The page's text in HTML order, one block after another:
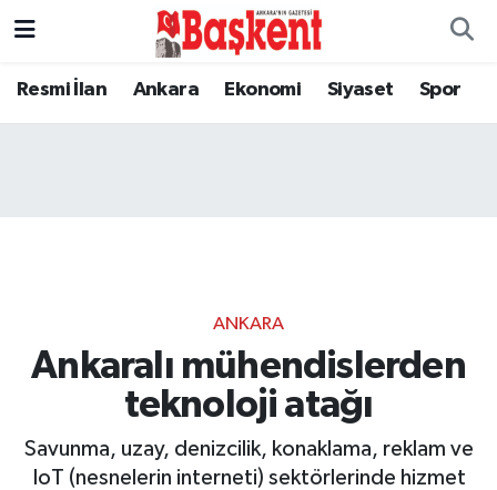
Resmi İlan Ankara Ekonomi Siyaset Spor
ANKARA
Ankaralı mühendislerden
teknoloji atağı
Savunma, uzay, denizcilik, konaklama, reklam ve
IoT (nesnelerin interneti) sektörlerinde hizmet